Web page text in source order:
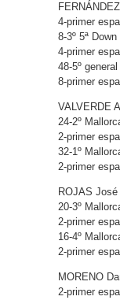
4-primer
8-3º 5ª
4-primer
48-5º
8-primer
VALVERDE
24-2º
2-primer
32-1º
2-primer
ROJAS
20-3º
2-primer
16-4º
2-primer
MORENO
2-primer